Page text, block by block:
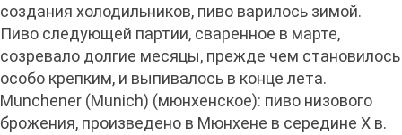
создания холодильников, пиво варилось зимой.
Пиво следующей партии, сваренное в марте,
созревало долгие месяцы, прежде чем становилось
особо крепким, и выпивалось в конце лета.
Munchener (Munich) (мюнхенское): пиво низового
брожения, произведено в Мюнхене в середине X в.